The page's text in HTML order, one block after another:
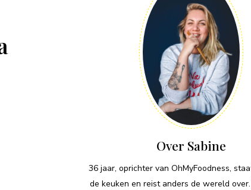
Over Sabine
36 jaar, oprichter van OhMyFoodness,
de keuken en reist anders de wereld